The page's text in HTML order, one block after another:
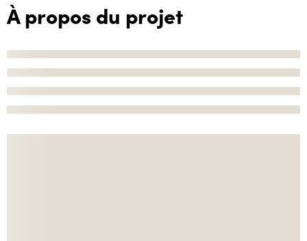
À propos du projet